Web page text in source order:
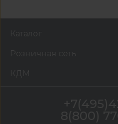
Каталог
Розничная сеть
КДМ
8(800)